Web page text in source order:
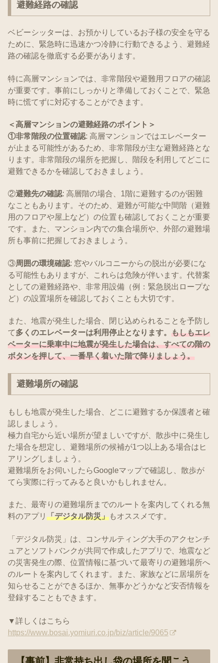
避難経路の確認
ベビーシッターは、お預かりしているお子様の安全を守る
ために、緊急時に迅速かつ冷静に行動できるよう、避難経
路の確認を徹底する必要があります。
特に高層マンションでは、非常階段や避難用フロアの確認
が重要です。事前にしっかりと準備しておくことで、緊急
時に慌てずに対応することができます。
＜高層マンションの避難経路のポイント＞
①非常階段の位置確認: 高層マンションではエレベーター
が止まる可能性があるため、非常階段が主な避難経路とな
ります。非常階段の場所を把握し、階段を利用してどこに
避難できるかを確認しておきましょう。
②避難先の確認: 高層階の場合、1階に避難するのが困難
なこともあります。そのため、避難が可能な中間階（避難
用のフロアや屋上など）の位置も確認しておくことが重要
です。また、マンション内での集合場所や、外部の避難場
所も事前に把握しておきましょう。
③周囲の環境確認: 窓やバルコニーからの脱出が必要にな
る可能性もありますが、これらは危険が伴います。代替案
としての避難経路や、非常用設備（例：緊急脱出ロープな
ど）の設置場所を確認しておくことも大切です。
また、地震が発生した場合、閉じ込められることを予防し
て多くのエレベーターは利用停止となります。 もしもエレ
ベーターに乗車中に地震が発生した場合は、すべての階の
ボタンを押して、一番早く着いた階で降りましょう。
避難場所の確認
もしも地震が発生した場合、どこに避難するか保護者と確
認しましょう。
極力自宅から近い場所が望ましいですが、散歩中に発生し
た場合を想定し、避難場所の候補が1つ以上ある場合はヒ
アリングしましょう。
避難場所をお伺いしたらGoogleマップで確認し、散歩が
てら実際に行ってみると良いかもしれません。
また、最寄りの避難場所までのルートを案内してくれる無
料のアプリ 「デジタル防災」もオススメです。
「デジタル防災」は、コンサルティング大手のアクセンチ
ュアとソフトバンクが共同で作成したアプリで、地震など
の災害発生の際、位置情報に基づいて最寄りの避難場所へ
のルートを案内してくれます。また、家族などに居場所を
知らせることができるほか、無事かどうかなど安否情報を
登録することもできます。
▼詳しくはこちら
https://www.bosai.yomiuri.co.jp/biz/article/9065